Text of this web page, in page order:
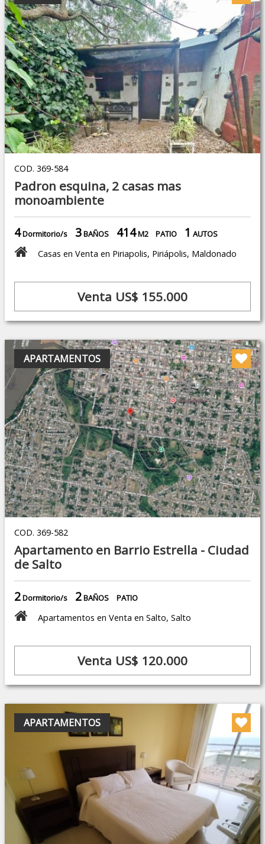
COD. 369-584
Padron esquina, 2 casas mas
monoambiente
4Dormitorio/s 3BAÑOS 414M2 PATIO 1 AUTOS
Casas en Venta en Piriapolis, Piriápolis, Maldonado
Venta US$ 155.000
APARTAMENTOS
COD. 369-582
Apartamento en Barrio Estrella - Ciudad
de Salto
2Dormitorio/s 2BAÑOS PATIO
Apartamentos en Venta en Salto, Salto
Venta US$ 120.000
APARTAMENTOS